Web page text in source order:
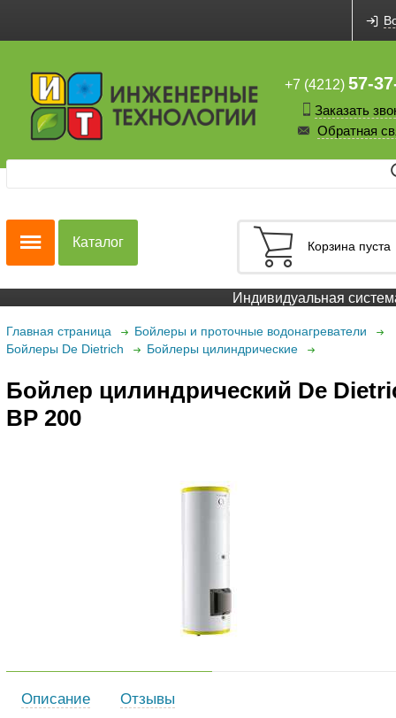
+7 (4212) 57-
Заказать
Обратная
Корзина пуста
Каталог
Индивидуальная
Главная страница
Бойлеры и проточные водонагреватели
Бойлеры De Dietrich
Бойлеры цилиндрические
Бойлер цилиндрический De
BP 200
Описание Отзывы